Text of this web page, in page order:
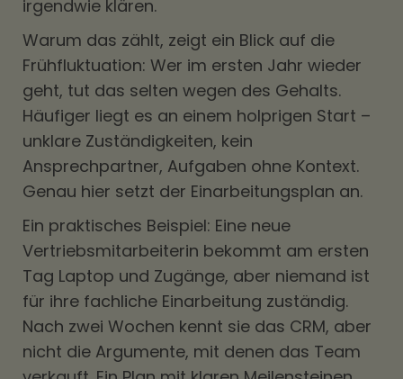
irgendwie klären.
Warum das zählt, zeigt ein Blick auf die
Frühfluktuation: Wer im ersten Jahr wieder
geht, tut das selten wegen des Gehalts.
Häufiger liegt es an einem holprigen Start –
unklare Zuständigkeiten, kein
Ansprechpartner, Aufgaben ohne Kontext.
Genau hier setzt der Einarbeitungsplan an.
Ein praktisches Beispiel: Eine neue
Vertriebsmitarbeiterin bekommt am ersten
Tag Laptop und Zugänge, aber niemand ist
für ihre fachliche Einarbeitung zuständig.
Nach zwei Wochen kennt sie das CRM, aber
nicht die Argumente, mit denen das Team